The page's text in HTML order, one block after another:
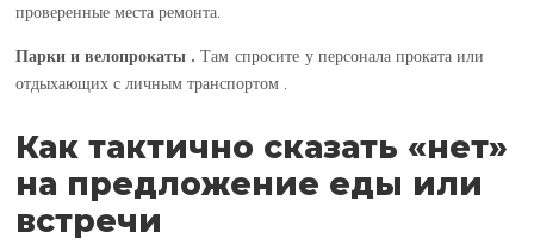
проверенные места ремонта.
Парки и велопрокаты . Там спросите у персонала проката или
отдыхающих с личным транспортом .
Как тактично сказать «нет»
на предложение еды или
встречи